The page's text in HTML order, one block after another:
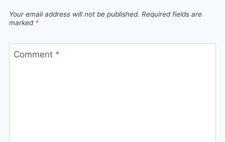
Your email address will not be published. Required fields are
marked *
Comment *